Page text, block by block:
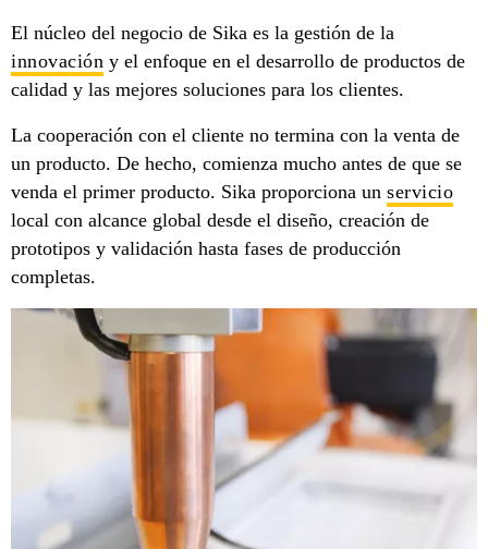
El núcleo del negocio de Sika es la gestión de la
innovación y el enfoque en el desarrollo de productos de
calidad y las mejores soluciones para los clientes.
La cooperación con el cliente no termina con la venta de
un producto. De hecho, comienza mucho antes de que se
venda el primer producto. Sika proporciona un servicio
local con alcance global desde el diseño, creación de
prototipos y validación hasta fases de producción
completas.